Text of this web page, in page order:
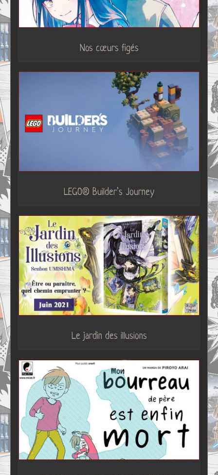
Nos cœurs figés
LEGO® Builder’s Journey
Le jardin des illusions